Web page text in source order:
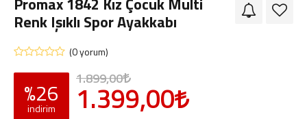
Renk Işıklı Spor Ayakkabı
(0 yorum)
%26
indirim
1.899,00
1.399,00